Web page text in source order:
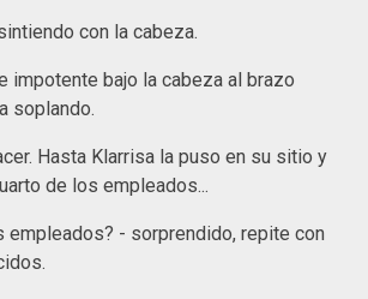
con la cabeza.
impotente bajo la cabeza al brazo
soplando.
Hasta Klarrisa la puso en su sitio y
de los empleados...
empleados? - sorprendido, repite con